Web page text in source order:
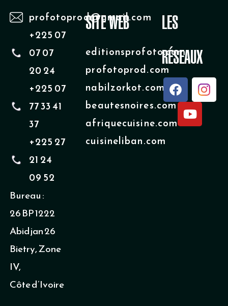
profotoprod@gmail.com
+225 07
07 07
20 24
+225 07
77 33 41
37
+225 27
21 24
09 52
Bureau :
26 BP 1222
Abidjan 26
Bietry, Zone
IV,
Côte d’Ivoire
SITE WEB
editionsprofoto.com
profotoprod.com
nabilzorkot.com
beautesnoires.com
afriquecuisine.com
cuisineliban.com
LES
RÉSEAUX
F
a
c
e
Y
u
t